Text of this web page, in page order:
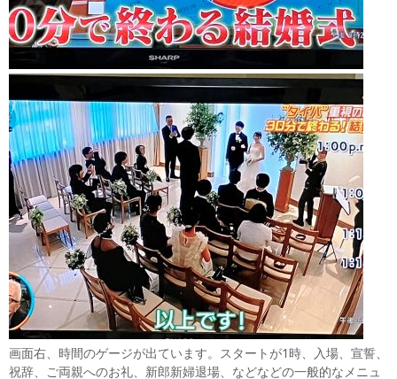
画面右、時間のゲージが出ています。スタートが1時、入場、宣誓、
祝辞、ご両親へのお礼、新郎新婦退場、などなどの一般的なメニュ